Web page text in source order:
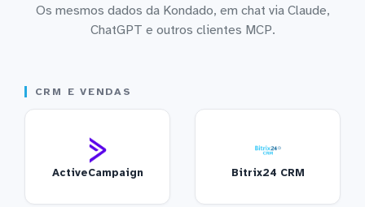
Os mesmos dados da Kondado, em chat via Claude,
ChatGPT e outros clientes MCP.
CRM E VENDAS
ActiveCampaign Bitrix24 CRM